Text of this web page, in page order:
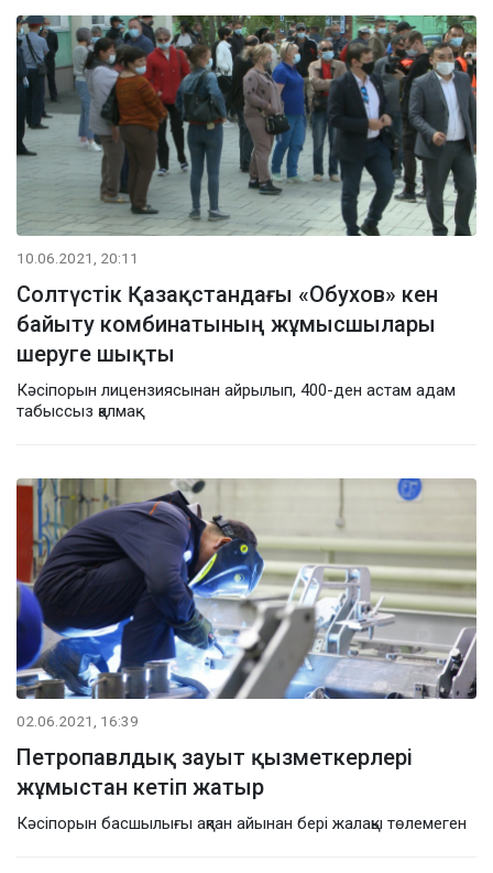
10.06.2021, 20:11
Солтүстік Қазақстандағы «Обухов» кен
байыту комбинатының жұмысшылары
шеруге шықты
Кәсіпорын лицензиясынан айрылып, 400-ден астам адам
табыссыз қалмақ
02.06.2021, 16:39
Петропавлдық зауыт қызметкерлері
жұмыстан кетіп жатыр
Кәсіпорын басшылығы ақпан айынан бері жалақы төлемеген